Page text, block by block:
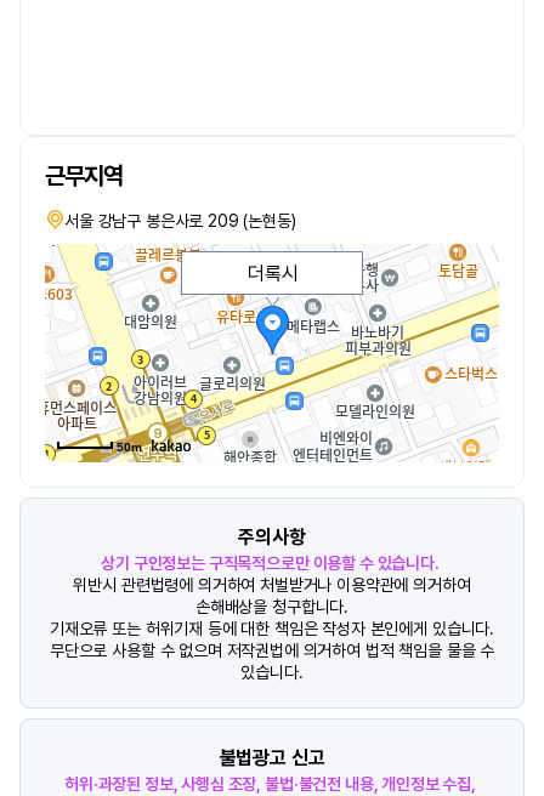
근무지역
서울 강남구 봉은사로 209 (논현동)
더록시
50m
주의사항
상기 구인정보는 구직목적으로만 이용할 수 있습니다.
위반시 관련법령에 의거하여 처벌받거나 이용약관에 의거하여
손해배상을 청구합니다.
기재오류 또는 허위기재 등에 대한 책임은 작성자 본인에게 있습니다.
무단으로 사용할 수 없으며 저작권법에 의거하여 법적 책임을 물을 수
있습니다.
불법광고 신고
허위·과장된 정보, 사행심 조장, 불법·불건전 내용, 개인정보 수집,